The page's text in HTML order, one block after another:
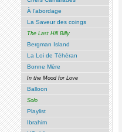
À l’abordage
La Saveur des coings
The Last Hill Billy
Bergman Island
La Loi de Téhéran
Bonne Mère
In the Mood for Love
Balloon
Solo
Playlist
Ibrahim